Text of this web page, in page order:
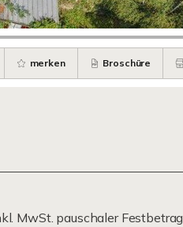
merken Broschüre
MwSt. pauschaler Festbetrag